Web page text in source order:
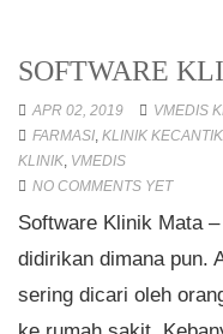
SOFTWARE
APR 02, 2019
VMEDIS
FARMASI, KLINIK
KLINIK, VMEDIS
NO COMMENTS YET
Software Klinik Mata
didirikan dimana pun.
sering dicari oleh